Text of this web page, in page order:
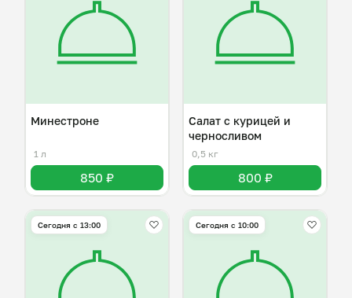
Минестроне
1 л
850 ₽
Салат с курицей и
черносливом
0,5 кг
800 ₽
Сегодня с 13:00 Сегодня с 10:00